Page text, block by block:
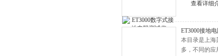
查看详细
ET3000接地
本目录是上海
多，不同的